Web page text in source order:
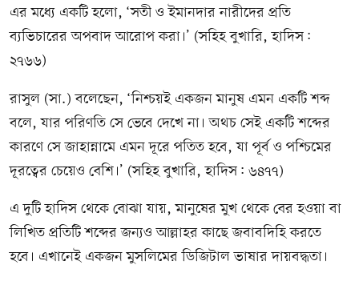
এর মধ্যে একটি হলো, ‘সতী ও ইমানদার নারীদের প্রতি
ব্যভিচারের অপবাদ আরোপ করা।’ (সহিহ বুখারি, হাদিস:
২৭৬৬)
রাসুল (সা.) বলেছেন, ‘নিশ্চয়ই একজন মানুষ এমন একটি শব্দ
বলে, যার পরিণতি সে ভেবে দেখে না। অথচ সেই একটি শব্দের
কারণে সে জাহান্নামে এমন দূরে পতিত হবে, যা পূর্ব ও পশ্চিমের
দূরত্বের চেয়েও বেশি।’ (সহিহ বুখারি, হাদিস: ৬৪৭৭)
এ দুটি হাদিস থেকে বোঝা যায়, মানুষের মুখ থেকে বের হওয়া বা
লিখিত প্রতিটি শব্দের জন্যও আল্লাহর কাছে জবাবদিহি করতে
হবে। এখানেই একজন মুসলিমের ডিজিটাল ভাষার দায়বদ্ধতা।